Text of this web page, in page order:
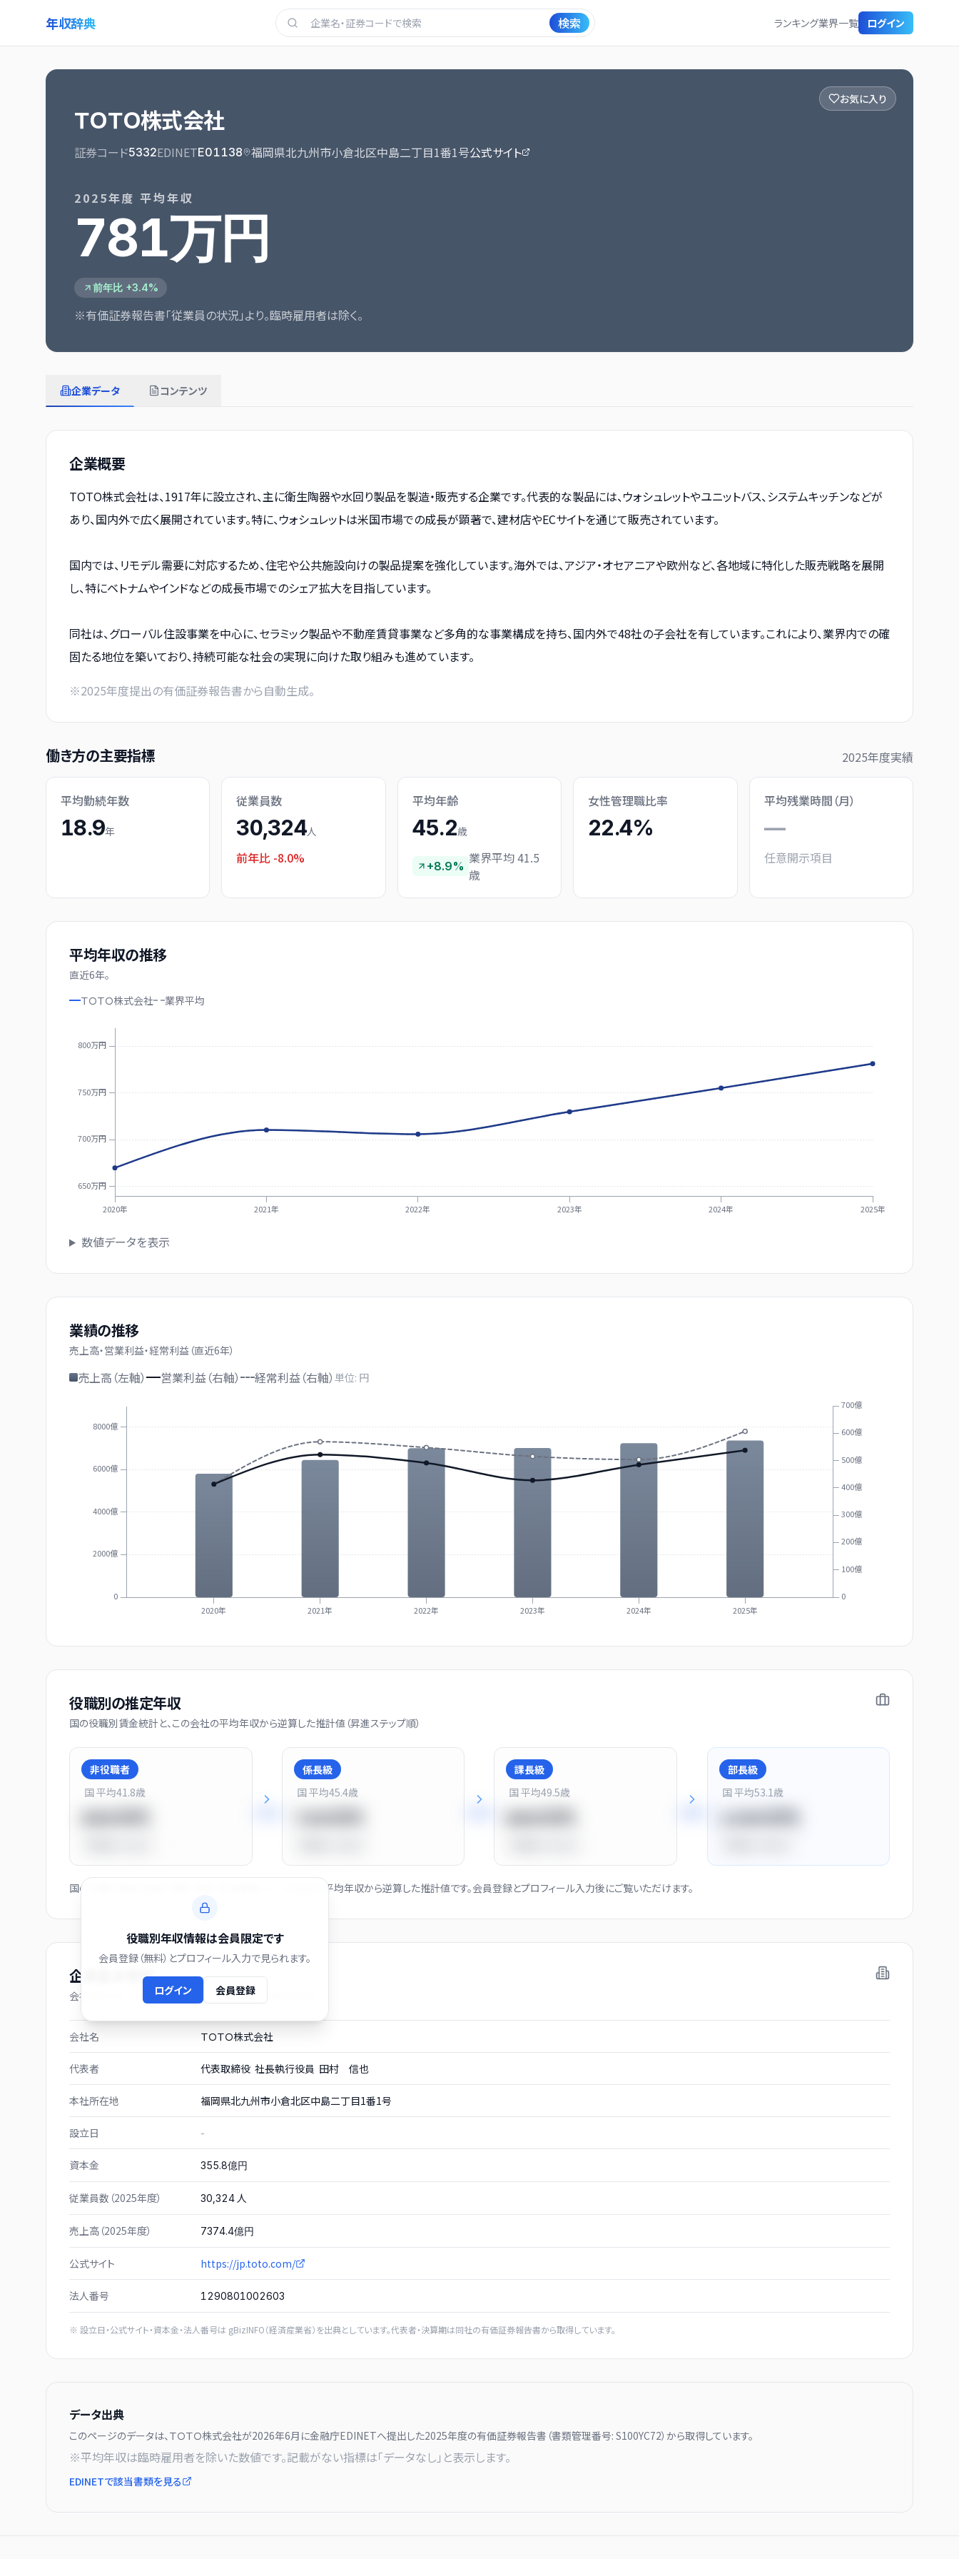
年収辞典 検索 ランキング業界一覧 ログイン
お気に入り
ＴＯＴＯ株式会社
証券コード5332EDINETE01138 福岡県北九州市小倉北区中島二丁目1番1号公式サイト
2025年度 平均年収
781万円
前年比 +3.4%
※有価証券報告書「従業員の状況」より。臨時雇用者は除く。
企業データ コンテンツ
企業概要
TOTO株式会社は、1917年に設立され、主に衛生陶器や水回り製品を製造・販売する企業です。代表的な製品には、ウォシュレットやユニットバス、システムキッチンなどが
あり、国内外で広く展開されています。特に、ウォシュレットは米国市場での成長が顕著で、建材店やECサイトを通じて販売されています。
国内では、リモデル需要に対応するため、住宅や公共施設向けの製品提案を強化しています。海外では、アジア・オセアニアや欧州など、各地域に特化した販売戦略を展開
し、特にベトナムやインドなどの成長市場でのシェア拡大を目指しています。
同社は、グローバル住設事業を中心に、セラミック製品や不動産賃貸事業など多角的な事業構成を持ち、国内外で48社の子会社を有しています。これにより、業界内での確
固たる地位を築いており、持続可能な社会の実現に向けた取り組みも進めています。
※2025年度提出の有価証券報告書から自動生成。
働き方の主要指標 2025年度実績
平均勤続年数
18.9年
従業員数
30,324人
前年比 -8.0%
平均年齢
45.2歳
+8.9% 業界平均 41.5
歳
女性管理職比率
22.4%
平均残業時間（月）
—
任意開示項目
平均年収の推移
直近6年。
ＴＯＴＯ株式会社
業界平均
650万円
700万円
750万円
800万円
2020年 2021年 2022年 2023年 2024年 2025年
数値データを表示
業績の推移
売上高・営業利益・経常利益（直近6年）
売上高（左軸） 営業利益（右軸） 経常利益（右軸） 単位: 円
0
2000億
4000億
6000億
8000億
0
100億
200億
300億
400億
500億
600億
700億
2020年 2021年 2022年 2023年 2024年 2025年
役職別の推定年収
国の役職別賃金統計と、この会社の平均年収から逆算した推計値（昇進ステップ順）
非役職者
国 平均41.8歳
係長級
国 平均45.4歳
課長級
国 平均49.5歳
部長級
国 平均53.1歳
役職別年収情報は会員限定です
会員登録（無料）とプロフィール入力で見られます。
ログイン 会員登録
国の役職別賃金（部長・課長・係長・非役職者）と、この会社の平均年収から逆算した推計値です。会員登録とプロフィール入力後にご覧いただけます。
企業基本情報
会社プロフィール（有価証券報告書および gBizINFO より）
会社名 ＴＯＴＯ株式会社
代表者 代表取締役 社長執行役員 田村 信也
本社所在地 福岡県北九州市小倉北区中島二丁目1番1号
設立日 -
資本金 355.8億円
従業員数（2025年度） 30,324人
売上高（2025年度） 7374.4億円
公式サイト https://jp.toto.com/
法人番号 1290801002603
※ 設立日・公式サイト・資本金・法人番号は gBizINFO（経済産業省）を出典としています。代表者・決算期は同社の有価証券報告書から取得しています。
データ出典
このページのデータは、ＴＯＴＯ株式会社が2026年6月に金融庁EDINETへ提出した2025年度の有価証券報告書（書類管理番号: S100YC72）から取得しています。
※平均年収は臨時雇用者を除いた数値です。記載がない指標は「データなし」と表示します。
EDINETで該当書類を見る